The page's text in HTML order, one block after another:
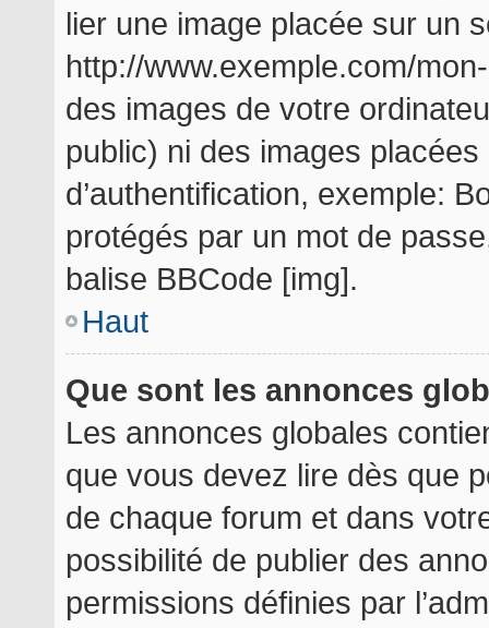
lier une image placée sur un
http://www.exemple.com/
des images de votre
public) ni des images
d’authentification, exemple:
protégés par un mot de
balise BBCode [img].
Haut
Que sont les annonces
Les annonces globales
que vous devez lire dès que
de chaque forum et dans
possibilité de publier des
permissions définies par